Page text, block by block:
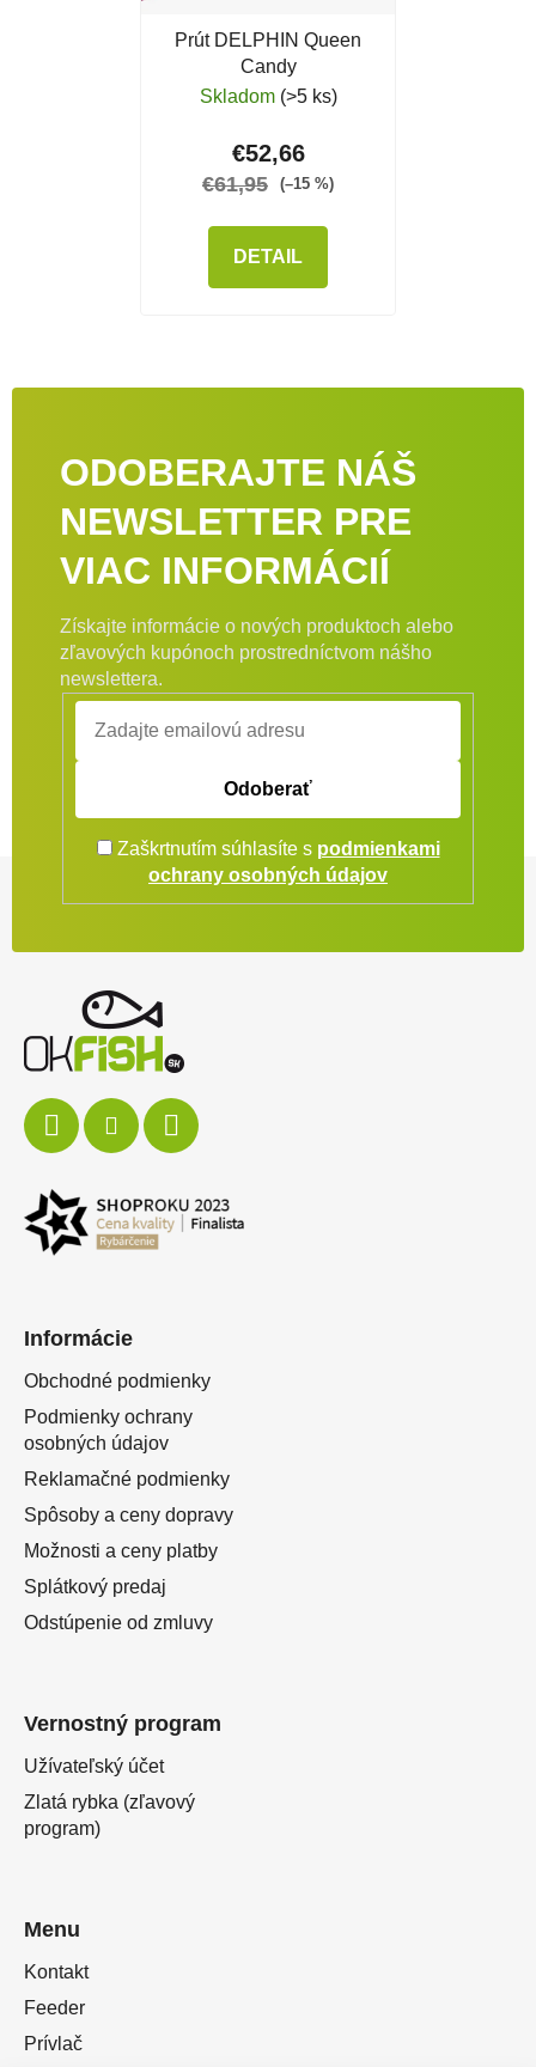
Prút DELPHIN Queen
Candy
Skladom (>5 ks)
€52,66
€61,95 (–15 %)
DETAIL
ODOBERAJTE NÁŠ
NEWSLETTER PRE
VIAC INFORMÁCIÍ
Získajte informácie o nových produktoch alebo
zľavových kupónoch prostredníctvom nášho
newslettera.
Odoberať
Zaškrtnutím súhlasíte s podmienkami
ochrany osobných údajov
Informácie
Obchodné podmienky
Podmienky ochrany
osobných údajov
Reklamačné podmienky
Spôsoby a ceny dopravy
Možnosti a ceny platby
Splátkový predaj
Odstúpenie od zmluvy
Vernostný program
Užívateľský účet
Zlatá rybka (zľavový
program)
Menu
Kontakt
Feeder
Prívlač